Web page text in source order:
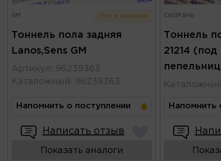
GM Нет в наличии
Тоннель пола задняя
Lanos,Sens GM
Артикул : 96239363
Каталожный : 96239363
Напомнить о поступлении
Написать отзыв
Показать аналоги
СЫЗРАНЬ
Тоннель
21214
Напомнить